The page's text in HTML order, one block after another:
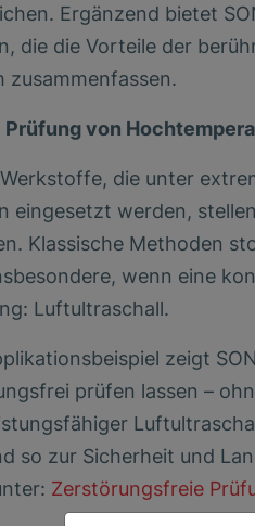
Ergänzend bietet
die die Vorteile der
zusammenfassen.
Prüfung von
die unter
eingesetzt werden,
Klassische Methoden
wenn eine
Luftultraschall.
zeigt
prüfen lassen –
so zur Sicherheit und
Zerstörungsfreie